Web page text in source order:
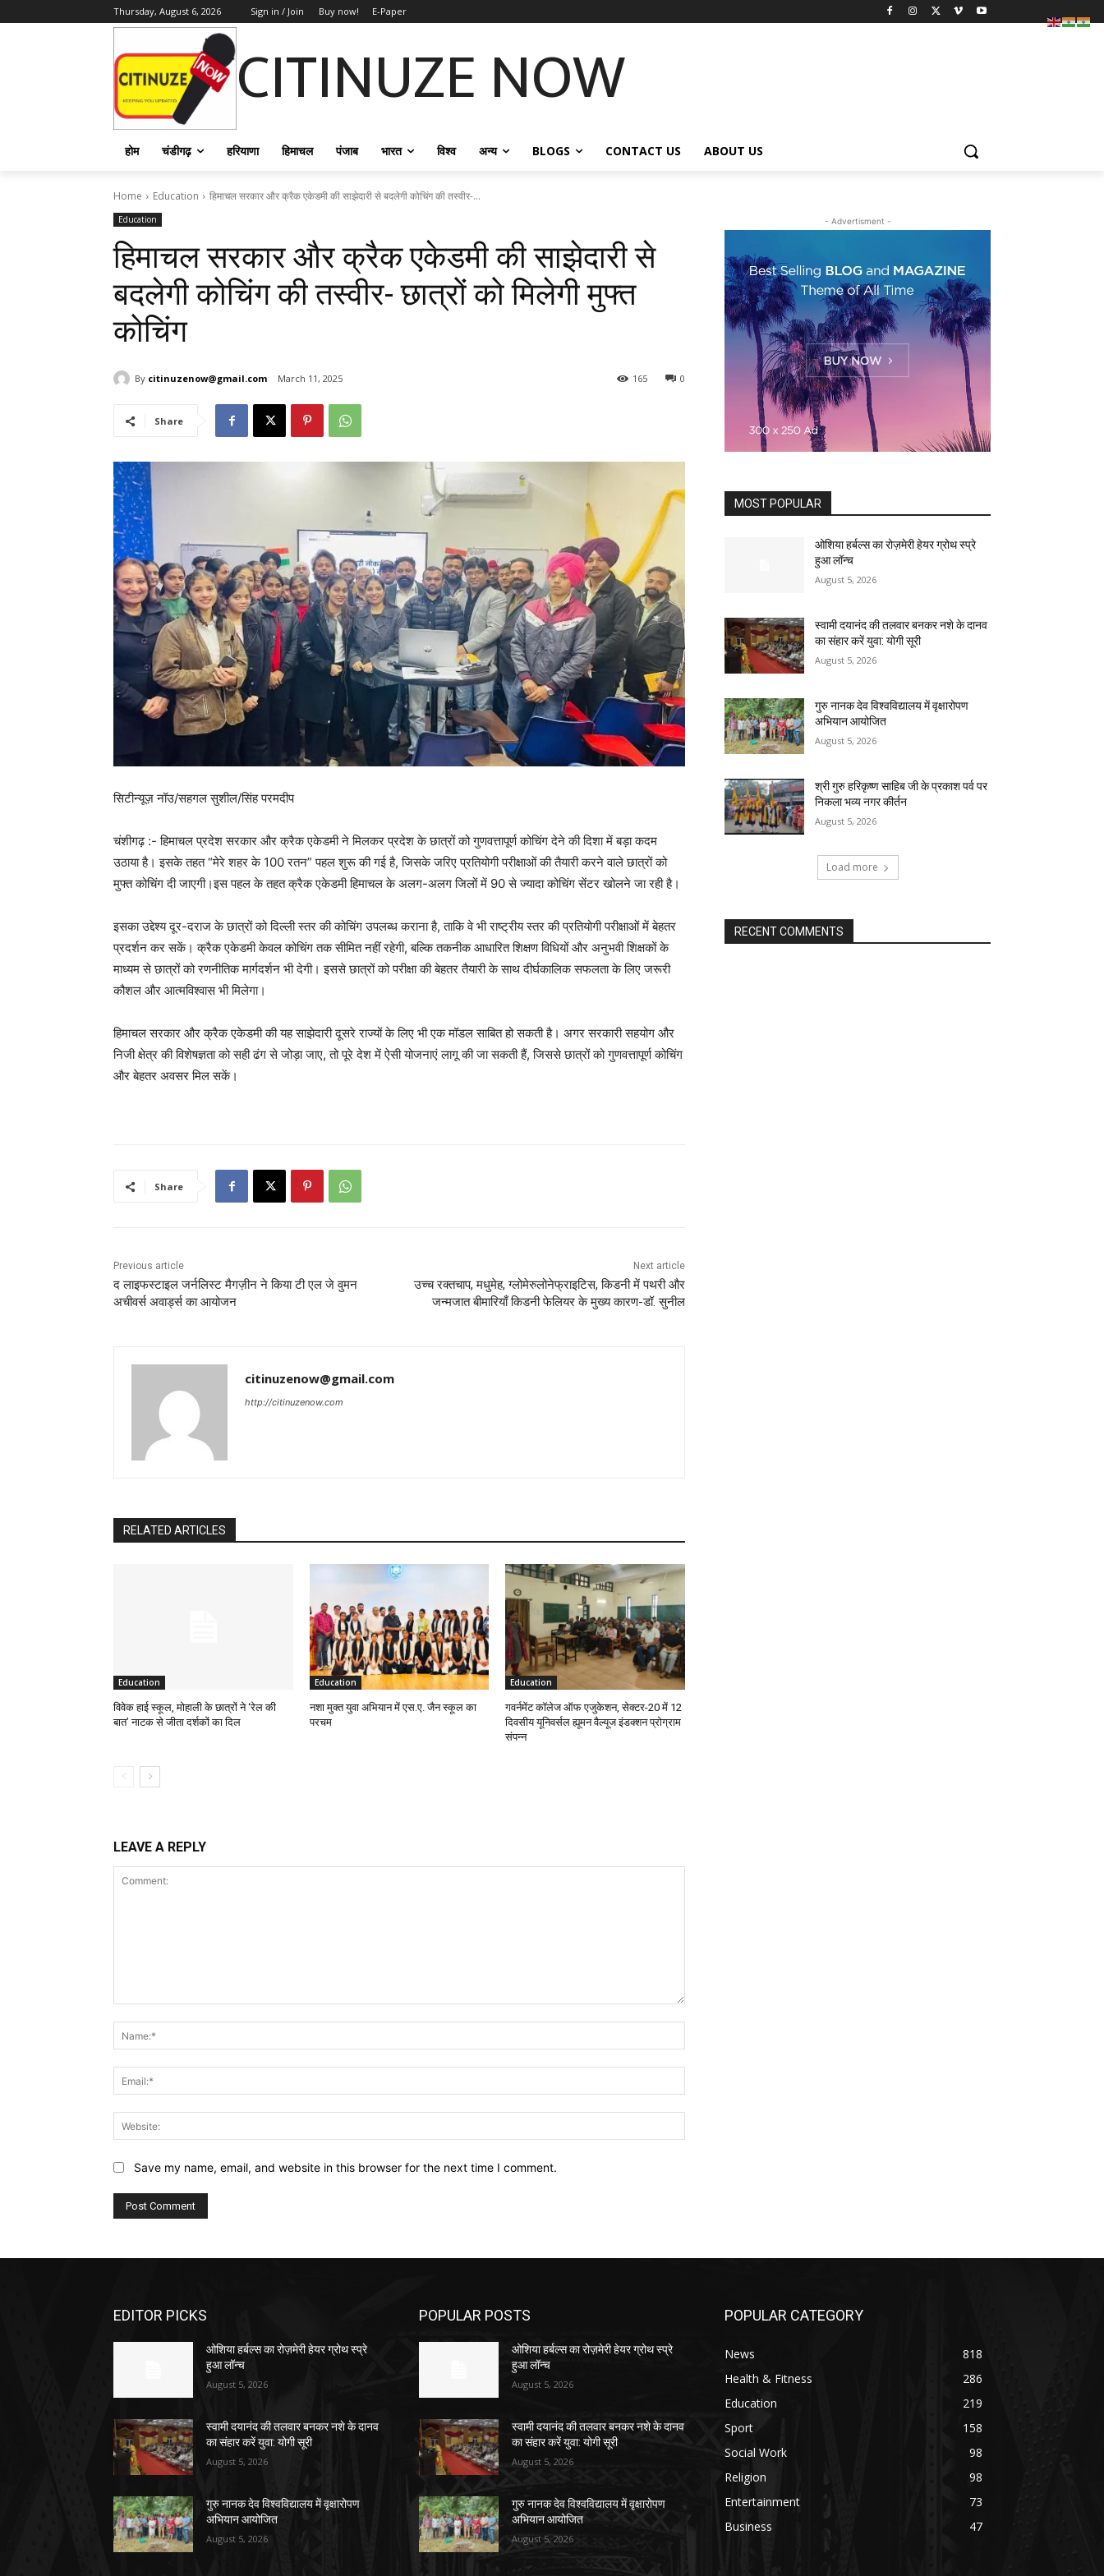
Thursday, August 6, 2026 Sign in / Join Buy now! E-Paper
CITINUZE NOW
होम चंडीगढ़ हरियाणा हिमाचल पंजाब भारत विश्व अन्य BLOGS CONTACT US ABOUT US
Home Education हिमाचल सरकार और क्रैक एकेडमी की साझेदारी से बदलेगी कोचिंग की तस्वीर-...
Education
हिमाचल सरकार और क्रैक एकेडमी की साझेदारी से
बदलेगी कोचिंग की तस्वीर- छात्रों को मिलेगी मुफ्त
कोचिंग
By citinuzenow@gmail.com March 11, 2025 0
165
Share
सिटीन्यूज़ नॉउ/सहगल सुशील/सिंह परमदीप
चंशीगढ़ :- हिमाचल प्रदेश सरकार और क्रैक एकेडमी ने मिलकर प्रदेश के छात्रों को गुणवत्तापूर्ण कोचिंग देने की दिशा में बड़ा कदम
उठाया है। इसके तहत “मेरे शहर के 100 रतन” पहल शुरू की गई है, जिसके जरिए प्रतियोगी परीक्षाओं की तैयारी करने वाले छात्रों को
मुफ्त कोचिंग दी जाएगी।इस पहल के तहत क्रैक एकेडमी हिमाचल के अलग-अलग जिलों में 90 से ज्यादा कोचिंग सेंटर खोलने जा रही है।
इसका उद्देश्य दूर-दराज के छात्रों को दिल्ली स्तर की कोचिंग उपलब्ध कराना है, ताकि वे भी राष्ट्रीय स्तर की प्रतियोगी परीक्षाओं में बेहतर
प्रदर्शन कर सकें। क्रैक एकेडमी केवल कोचिंग तक सीमित नहीं रहेगी, बल्कि तकनीक आधारित शिक्षण विधियों और अनुभवी शिक्षकों के
माध्यम से छात्रों को रणनीतिक मार्गदर्शन भी देगी। इससे छात्रों को परीक्षा की बेहतर तैयारी के साथ दीर्घकालिक सफलता के लिए जरूरी
कौशल और आत्मविश्वास भी मिलेगा।
हिमाचल सरकार और क्रैक एकेडमी की यह साझेदारी दूसरे राज्यों के लिए भी एक मॉडल साबित हो सकती है। अगर सरकारी सहयोग और
निजी क्षेत्र की विशेषज्ञता को सही ढंग से जोड़ा जाए, तो पूरे देश में ऐसी योजनाएं लागू की जा सकती हैं, जिससे छात्रों को गुणवत्तापूर्ण कोचिंग
और बेहतर अवसर मिल सकें।
Share
Previous article
द लाइफस्टाइल जर्नलिस्ट मैगज़ीन ने किया टी एल जे वुमन
अचीवर्स अवार्ड्स का आयोजन
Next article
उच्च रक्तचाप, मधुमेह, ग्लोमेरुलोनेफ्राइटिस, किडनी में पथरी और
जन्मजात बीमारियाँ किडनी फेलियर के मुख्य कारण-डॉ. सुनील
citinuzenow@gmail.com
http://citinuzenow.com
RELATED ARTICLES
Education
विवेक हाई स्कूल, मोहाली के छात्रों ने ‘रेल की
बात’ नाटक से जीता दर्शकों का दिल
Education
नशा मुक्त युवा अभियान में एस.ए. जैन स्कूल का
परचम
Education
गवर्नमेंट कॉलेज ऑफ एजुकेशन, सेक्टर-20 में 12
दिवसीय यूनिवर्सल ह्यूमन वैल्यूज इंडक्शन प्रोग्राम
संपन्न
LEAVE A REPLY
Save my name, email, and website in this browser for the next time I comment.
- Advertisment -
MOST POPULAR
ओशिया हर्बल्स का रोज़मेरी हेयर ग्रोथ स्प्रे
हुआ लॉन्च
August 5, 2026
स्वामी दयानंद की तलवार बनकर नशे के दानव
का संहार करें युवा: योगी सूरी
August 5, 2026
गुरु नानक देव विश्वविद्यालय में वृक्षारोपण
अभियान आयोजित
August 5, 2026
श्री गुरु हरिकृष्ण साहिब जी के प्रकाश पर्व पर
निकला भव्य नगर कीर्तन
August 5, 2026
Load more
RECENT COMMENTS
EDITOR PICKS
ओशिया हर्बल्स का रोज़मेरी हेयर ग्रोथ स्प्रे
हुआ लॉन्च
August 5, 2026
स्वामी दयानंद की तलवार बनकर नशे के दानव
का संहार करें युवा: योगी सूरी
August 5, 2026
गुरु नानक देव विश्वविद्यालय में वृक्षारोपण
अभियान आयोजित
August 5, 2026
POPULAR POSTS
ओशिया हर्बल्स का रोज़मेरी हेयर ग्रोथ स्प्रे
हुआ लॉन्च
August 5, 2026
स्वामी दयानंद की तलवार बनकर नशे के दानव
का संहार करें युवा: योगी सूरी
August 5, 2026
गुरु नानक देव विश्वविद्यालय में वृक्षारोपण
अभियान आयोजित
August 5, 2026
POPULAR CATEGORY
News
818
Health & Fitness
286
Education
219
Sport
158
Social Work
98
Religion
98
Entertainment
73
Business
47